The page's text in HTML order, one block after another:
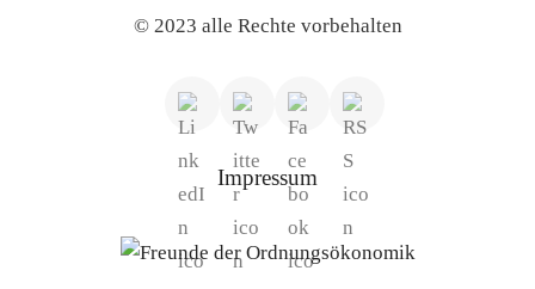
© 2023 alle Rechte vorbehalten
Impressum